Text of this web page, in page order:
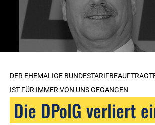
DER EHEMALIGE
IST FÜR IMMER VON UNS GEGANGEN
Die DPolG verliert